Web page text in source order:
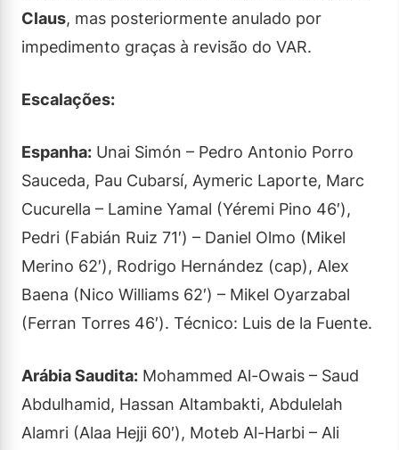
Claus, mas posteriormente anulado por
impedimento graças à revisão do VAR.
Escalações:
Espanha: Unai Simón – Pedro Antonio Porro
Sauceda, Pau Cubarsí, Aymeric Laporte, Marc
Cucurella – Lamine Yamal (Yéremi Pino 46′),
Pedri (Fabián Ruiz 71′) – Daniel Olmo (Mikel
Merino 62′), Rodrigo Hernández (cap), Alex
Baena (Nico Williams 62′) – Mikel Oyarzabal
(Ferran Torres 46′). Técnico: Luis de la Fuente.
Arábia Saudita: Mohammed Al-Owais – Saud
Abdulhamid, Hassan Altambakti, Abdulelah
Alamri (Alaa Hejji 60′), Moteb Al-Harbi – Ali